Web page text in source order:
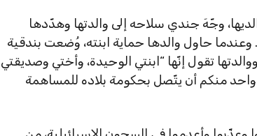
وجّهَ جندي سلاحه إلى والدتها وهدّدها
وعندما حاول والدها حماية ابنته، وُضعت بندقية
تقول إنّها “ابنتي الوحيدة، وأختي وصديقتي
منكم أن يتّصل بحكومة بلاده للمساهمة